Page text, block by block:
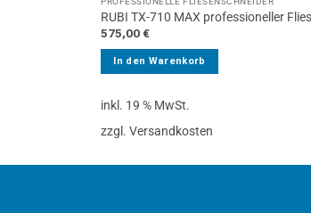
RUBI TX-710 MAX professioneller
575,00€
In den Warenkorb
inkl. 19 % MwSt.
zzgl. Versandkosten